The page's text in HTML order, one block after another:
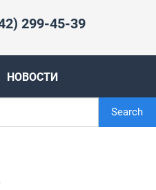
299-45-39
НОВОСТИ
Search